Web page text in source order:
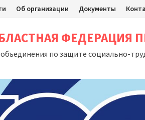
Об организации Документы
ФЕДЕРАЦИЯ
по защите социально-